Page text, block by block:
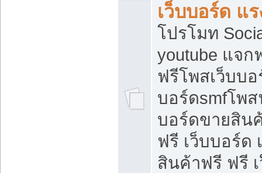
เว็บบอร์ด แร
โปรโมท
youtube แจก
ฟรีโพสเว็บบอ
บอร์ดsmfโพ
บอร์ดขายสิน
ฟรี เว็บบอร์ด
สินค้าฟรี ฟรี